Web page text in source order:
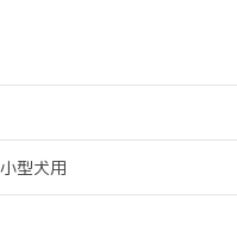
型犬用